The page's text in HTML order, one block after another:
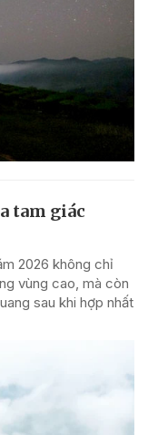
tam giác
2026 không chỉ
vùng cao, mà còn
sau khi hợp nhất